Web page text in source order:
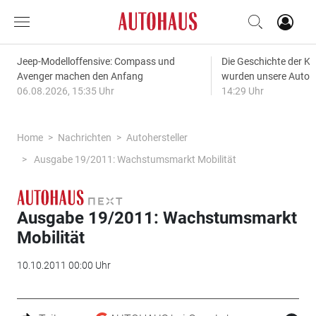
Jeep-Modelloffensive: Compass und
Avenger machen den Anfang
06.08.2026, 15:35 Uhr
Die Geschichte der
wurden unsere
14:29 Uhr
Home Nachrichten
Autohersteller
Ausgabe 19/2011: Wachstumsmarkt Mobilität
Ausgabe 19/2011: Wachstumsmarkt
Mobilität
10.10.2011 00:00 Uhr